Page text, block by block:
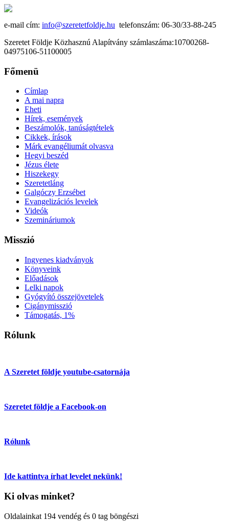
e-mail cím: info@szeretetfoldje.hu telefonszám: 06-30/33-88-245
Szeretet Földje Közhasznú Alapítvány számlaszáma:10700268-
04975106-51100005
Főmenü
Címlap
A mai napra
Eheti
Hírek, események
Beszámolók, tanúságtételek
Cikkek, írások
Márk evangéliumát olvasva
Hegyi beszéd
Jézus élete
Hiszekegy
Szeretetláng
Galgóczy Erzsébet
Evangelizációs levelek
Videók
Szemináriumok
Misszió
Ingyenes kiadványok
Könyveink
Előadások
Lelki napok
Gyógyító összejövetelek
Cigánymisszió
Támogatás, 1%
Rólunk
A Szeretet földje youtube-csatornája
Szeretet földje a Facebook-on
Rólunk
Ide kattintva írhat levelet nekünk!
Ki olvas minket?
Oldalainkat 194 vendég és 0 tag böngészi